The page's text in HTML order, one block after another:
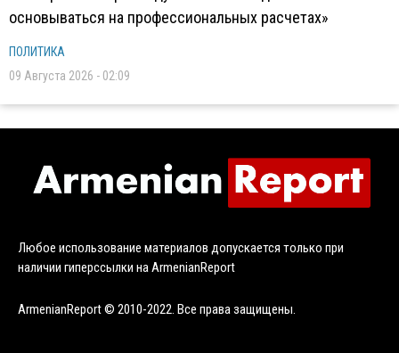
основываться на профессиональных расчетах»
ПОЛИТИКА
09 Августа 2026 - 02:09
Любое использование материалов допускается только при
наличии гиперссылки на ArmenianReport
ArmenianReport © 2010-2022. Все права защищены.